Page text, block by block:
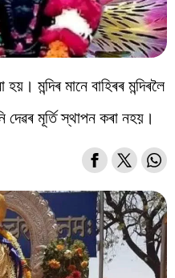
মন্দিৰ মানে বাহিৰৰ মন্দিৰলৈ
দেৱৰ মূৰ্তি স্থাপন কৰা নহয়।